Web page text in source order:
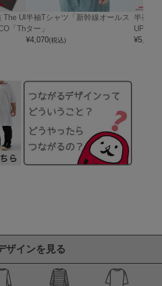
The Ul
「Th
半袖Tシャツ「新幹線オールス
ター」
¥4,070(税込)
半袖T
UPER
¥5,720
ザインを見る